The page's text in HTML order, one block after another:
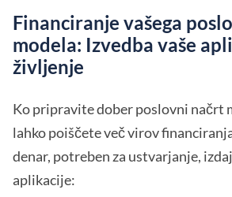
Financiranje vašega
modela: Izvedba vaše
življenje
Ko pripravite dober poslovni načrt
lahko poiščete več virov
denar, potreben za ustvarjanje,
aplikacije: